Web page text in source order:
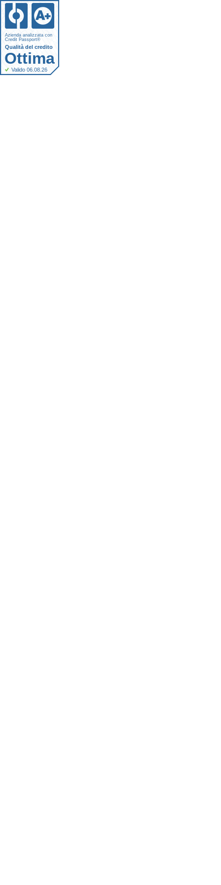
Azienda analizzata con
Credit Passport®
Qualità del credito
Ottima
Valido 06.08.26